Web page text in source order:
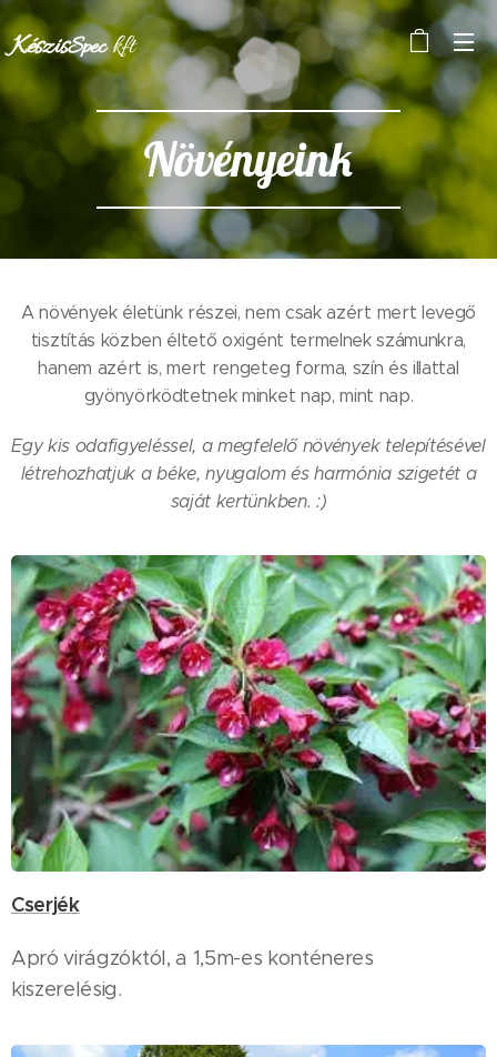
KészisSpeckft
Növényeink
A növények életünk részei, nem csak azért mert levegő
tisztítás közben éltető oxigént termelnek számunkra,
hanem azért is, mert rengeteg forma, szín és illattal
gyönyörködtetnek minket nap, mint nap.
Egy kis odafigyeléssel, a megfelelő növények telepítésével
létrehozhatjuk a béke, nyugalom és harmónia szigetét a
saját kertünkben. :)
Cserjék
Apró virágzóktól, a 1,5m-es konténeres
kiszerelésig.